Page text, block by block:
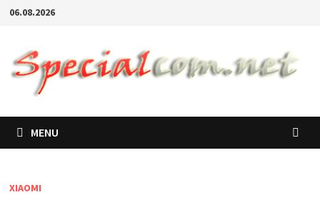
06.08.2026
MENU
XIAOMI